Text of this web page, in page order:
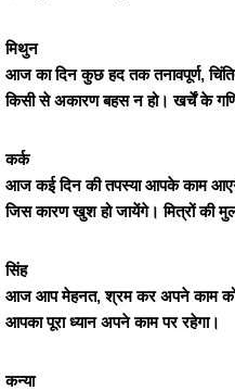
मिथुन
आज का दिन कुछ हद तक तनावपूर्ण,
किसी से अकारण बहस न हो। खर्चें के
कर्क
आज कई दिन की तपस्या आपके काम
जिस कारण खुश हो जायेंगे। मित्रों की
सिंह
आज आप मेहनत, श्रम कर अपने काम
आपका पूरा ध्यान अपने काम पर रहेगा।
कन्या